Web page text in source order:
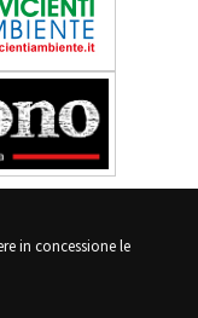
in concessione le